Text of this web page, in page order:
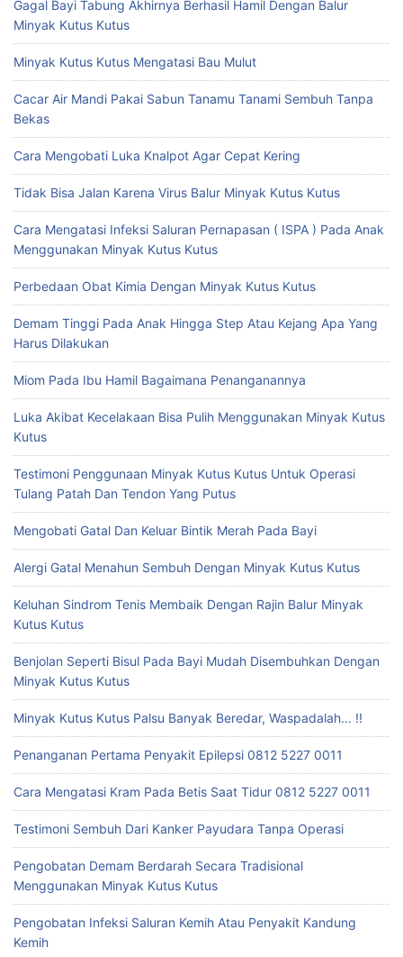
Gagal Bayi Tabung Akhirnya Berhasil Hamil Dengan Balur
Minyak Kutus Kutus
Minyak Kutus Kutus Mengatasi Bau Mulut
Cacar Air Mandi Pakai Sabun Tanamu Tanami Sembuh Tanpa
Bekas
Cara Mengobati Luka Knalpot Agar Cepat Kering
Tidak Bisa Jalan Karena Virus Balur Minyak Kutus Kutus
Cara Mengatasi Infeksi Saluran Pernapasan ( ISPA ) Pada Anak
Menggunakan Minyak Kutus Kutus
Perbedaan Obat Kimia Dengan Minyak Kutus Kutus
Demam Tinggi Pada Anak Hingga Step Atau Kejang Apa Yang
Harus Dilakukan
Miom Pada Ibu Hamil Bagaimana Penanganannya
Luka Akibat Kecelakaan Bisa Pulih Menggunakan Minyak Kutus
Kutus
Testimoni Penggunaan Minyak Kutus Kutus Untuk Operasi
Tulang Patah Dan Tendon Yang Putus
Mengobati Gatal Dan Keluar Bintik Merah Pada Bayi
Alergi Gatal Menahun Sembuh Dengan Minyak Kutus Kutus
Keluhan Sindrom Tenis Membaik Dengan Rajin Balur Minyak
Kutus Kutus
Benjolan Seperti Bisul Pada Bayi Mudah Disembuhkan Dengan
Minyak Kutus Kutus
Minyak Kutus Kutus Palsu Banyak Beredar, Waspadalah… !!
Penanganan Pertama Penyakit Epilepsi 0812 5227 0011
Cara Mengatasi Kram Pada Betis Saat Tidur 0812 5227 0011
Testimoni Sembuh Dari Kanker Payudara Tanpa Operasi
Pengobatan Demam Berdarah Secara Tradisional
Menggunakan Minyak Kutus Kutus
Pengobatan Infeksi Saluran Kemih Atau Penyakit Kandung
Kemih